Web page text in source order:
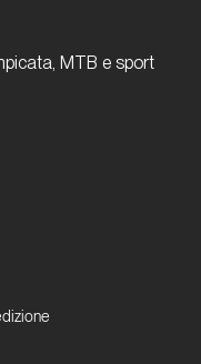
MTB e sport